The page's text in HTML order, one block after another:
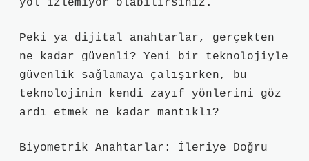
yol izlemiyor olabilirsiniz.
Peki ya dijital anahtarlar, gerçekten
ne kadar güvenli? Yeni bir teknolojiyle
güvenlik sağlamaya çalışırken, bu
teknolojinin kendi zayıf yönlerini göz
ardı etmek ne kadar mantıklı?
Biyometrik Anahtarlar: İleriye Doğru